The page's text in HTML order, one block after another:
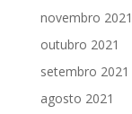
novembro 2021
outubro 2021
setembro 2021
agosto 2021